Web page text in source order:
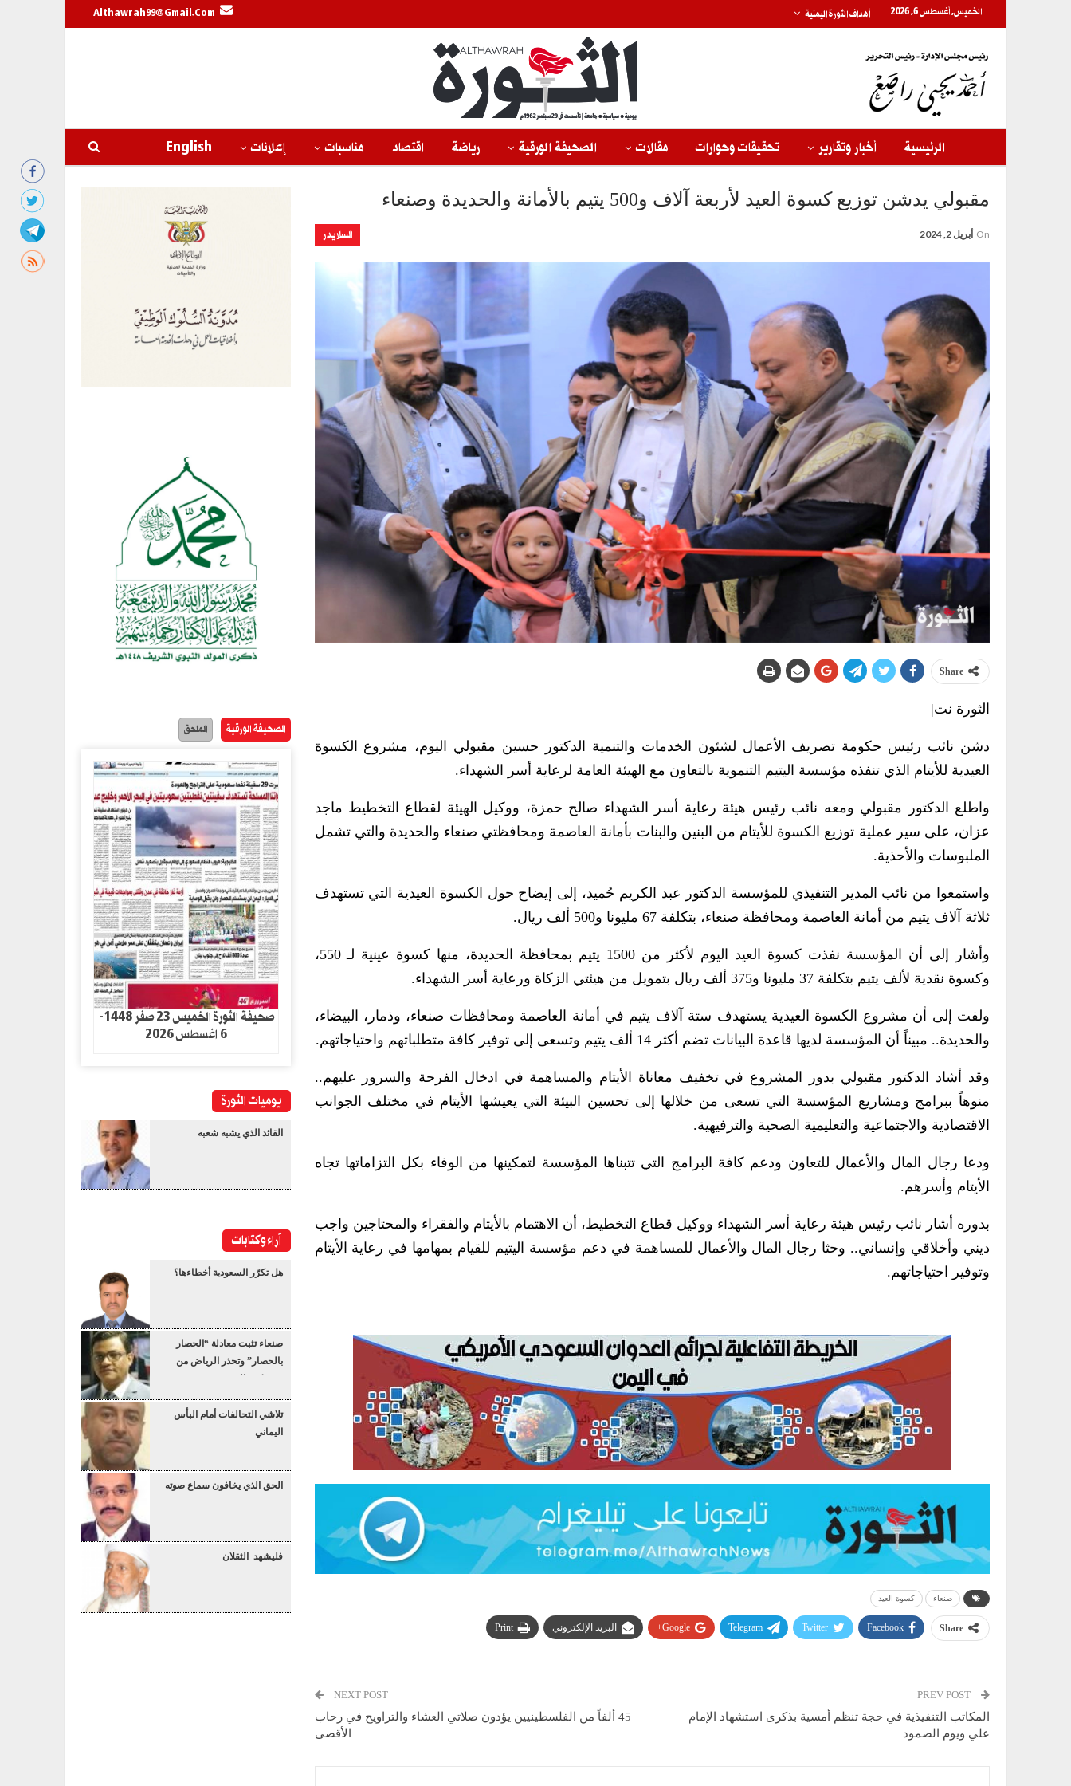
الخميس, أغسطس 6, 2026 أهداف الثورة اليمنية Althawrah99@gmail.com
الرئيسية أخبار وتقارير تحقيقات وحوارات مقالات الصحيفة الورقية رياضة اقتصاد مناسبات إعلانات English
مقبولي يدشن توزيع كسوة العيد لأربعة آلاف و500 يتيم بالأمانة والحديدة وصنعاء
السلايدر On أبريل 2, 2024
Share
الثورة نت|
دشن نائب رئيس حكومة تصريف الأعمال لشئون الخدمات والتنمية الدكتور حسين مقبولي اليوم، مشروع الكسوة
العيدية للأيتام الذي تنفذه مؤسسة اليتيم التنموية بالتعاون مع الهيئة العامة لرعاية أسر الشهداء.
واطلع الدكتور مقبولي ومعه نائب رئيس هيئة رعاية أسر الشهداء صالح حمزة، ووكيل الهيئة لقطاع التخطيط ماجد
عزان، على سير عملية توزيع الكسوة للأيتام من البنين والبنات بأمانة العاصمة ومحافظتي صنعاء والحديدة والتي تشمل
الملبوسات والأحذية.
واستمعوا من نائب المدير التنفيذي للمؤسسة الدكتور عبد الكريم حُميد، إلى إيضاح حول الكسوة العيدية التي تستهدف
ثلاثة آلاف يتيم من أمانة العاصمة ومحافظة صنعاء، بتكلفة 67 مليونا و500 ألف ريال.
وأشار إلى أن المؤسسة نفذت كسوة العيد اليوم لأكثر من 1500 يتيم بمحافظة الحديدة، منها كسوة عينية لـ 550،
وكسوة نقدية لألف يتيم بتكلفة 37 مليونا و375 ألف ريال بتمويل من هيئتي الزكاة ورعاية أسر الشهداء.
ولفت إلى أن مشروع الكسوة العيدية يستهدف ستة آلاف يتيم في أمانة العاصمة ومحافظات صنعاء، وذمار، البيضاء،
والحديدة.. مبيناً أن المؤسسة لديها قاعدة البيانات تضم أكثر 14 ألف يتيم وتسعى إلى توفير كافة متطلباتهم واحتياجاتهم.
وقد أشاد الدكتور مقبولي بدور المشروع في تخفيف معاناة الأيتام والمساهمة في ادخال الفرحة والسرور عليهم..
منوهاً ببرامج ومشاريع المؤسسة التي تسعى من خلالها إلى تحسين البيئة التي يعيشها الأيتام في مختلف الجوانب
الاقتصادية والاجتماعية والتعليمية الصحية والترفيهية.
ودعا رجال المال والأعمال للتعاون ودعم كافة البرامج التي تتبناها المؤسسة لتمكينها من الوفاء بكل التزاماتها تجاه
الأيتام وأسرهم.
بدوره أشار نائب رئيس هيئة رعاية أسر الشهداء ووكيل قطاع التخطيط، أن الاهتمام بالأيتام والفقراء والمحتاجين واجب
ديني وأخلاقي وإنساني.. وحثا رجال المال والأعمال للمساهمة في دعم مؤسسة اليتيم للقيام بمهامها في رعاية الأيتام
وتوفير احتياجاتهم.
صنعاء كسوة العيد
Share
Facebook
Twitter
Telegram
Google+ البريد الإلكتروني Print
المكاتب التنفيذية في حجة تنظم أمسية بذكرى استشهاد الإمام
علي ويوم الصمود
NEXT POST
45 ألفاً من الفلسطينيين يؤدون صلاتي العشاء والتراويح في رحاب
الأقصى
الصحيفة الورقية الملحق
صحيفة الثورة الخميس 23 صفر 1448-
6 اغسطس 2026
يوميات الثورة
القائد الذي يشبه شعبه
آراء وكتابات
هل تكرّر السعودية أخطاءها؟
صنعاء تثبت معادلة “الحصار
بالحصار” وتحذر الرياض من
“عسكرة البحر”
تلاشي التحالفات أمام البأس
اليماني
الحق الذي يخافون سماع صوته
فليشهد الثقلان